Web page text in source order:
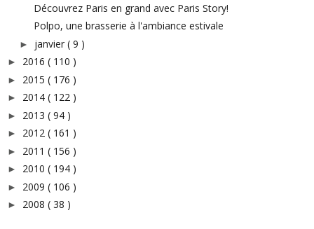
Découvrez Paris en grand avec Paris Story!
Polpo, une brasserie à l'ambiance estivale
► janvier ( 9 )
► 2016 ( 110 )
► 2015 ( 176 )
► 2014 ( 122 )
► 2013 ( 94 )
► 2012 ( 161 )
► 2011 ( 156 )
► 2010 ( 194 )
► 2009 ( 106 )
► 2008 ( 38 )